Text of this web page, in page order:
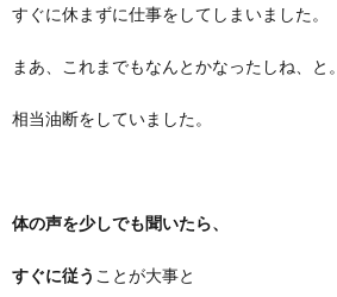
すぐに休まずに仕事をしてしまいました。
まあ、これまでもなんとかなったしね、と。
相当油断をしていました。
体の声を少しでも聞いたら、
すぐに従う ことが大事と